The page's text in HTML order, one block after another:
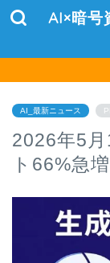
AI×暗号
AI_最新ニュース
2026年5
ト66%急